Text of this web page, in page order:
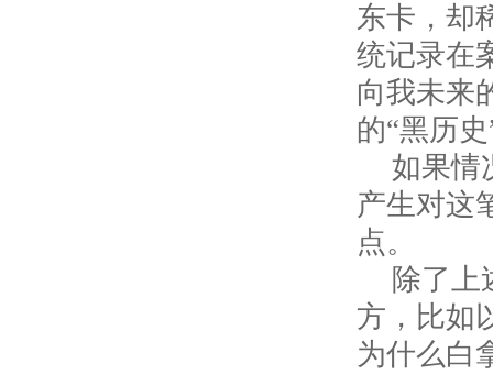
东卡，却
统记录在
向我未来
的“黑历
如果情
产生对这
点。
除了上
方，比如
为什么白